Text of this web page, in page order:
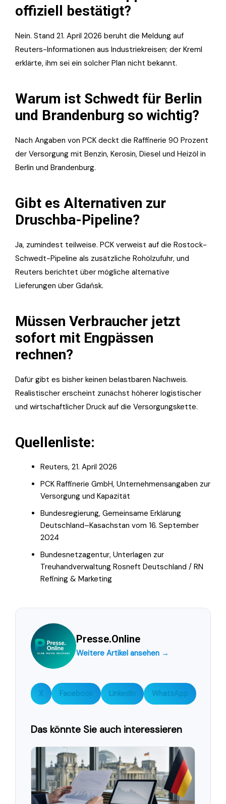
offiziell bestätigt?
Nein. Stand 21. April 2026 beruht die Meldung auf
Reuters-Informationen aus Industriekreisen; der Kreml
erklärte, ihm sei ein solcher Plan nicht bekannt.
Warum ist Schwedt für Berlin
und Brandenburg so wichtig?
Nach Angaben von PCK deckt die Raffinerie 90 Prozent
der Versorgung mit Benzin, Kerosin, Diesel und Heizöl in
Berlin und Brandenburg.
Gibt es Alternativen zur
Druschba-Pipeline?
Ja, zumindest teilweise. PCK verweist auf die Rostock-
Schwedt-Pipeline als zusätzliche Rohölzufuhr, und
Reuters berichtet über mögliche alternative
Lieferungen über Gdańsk.
Müssen Verbraucher jetzt
sofort mit Engpässen
rechnen?
Dafür gibt es bisher keinen belastbaren Nachweis.
Realistischer erscheint zunächst höherer logistischer
und wirtschaftlicher Druck auf die Versorgungskette.
Quellenliste:
Reuters, 21. April 2026
PCK Raffinerie GmbH, Unternehmensangaben zur
Versorgung und Kapazität
Bundesregierung, Gemeinsame Erklärung
Deutschland–Kasachstan vom 16. September
2024
Bundesnetzagentur, Unterlagen zur
Treuhandverwaltung Rosneft Deutschland / RN
Refining & Marketing
Presse.Online
Weitere Artikel ansehen →
X Facebook LinkedIn WhatsApp
Das könnte Sie auch interessieren